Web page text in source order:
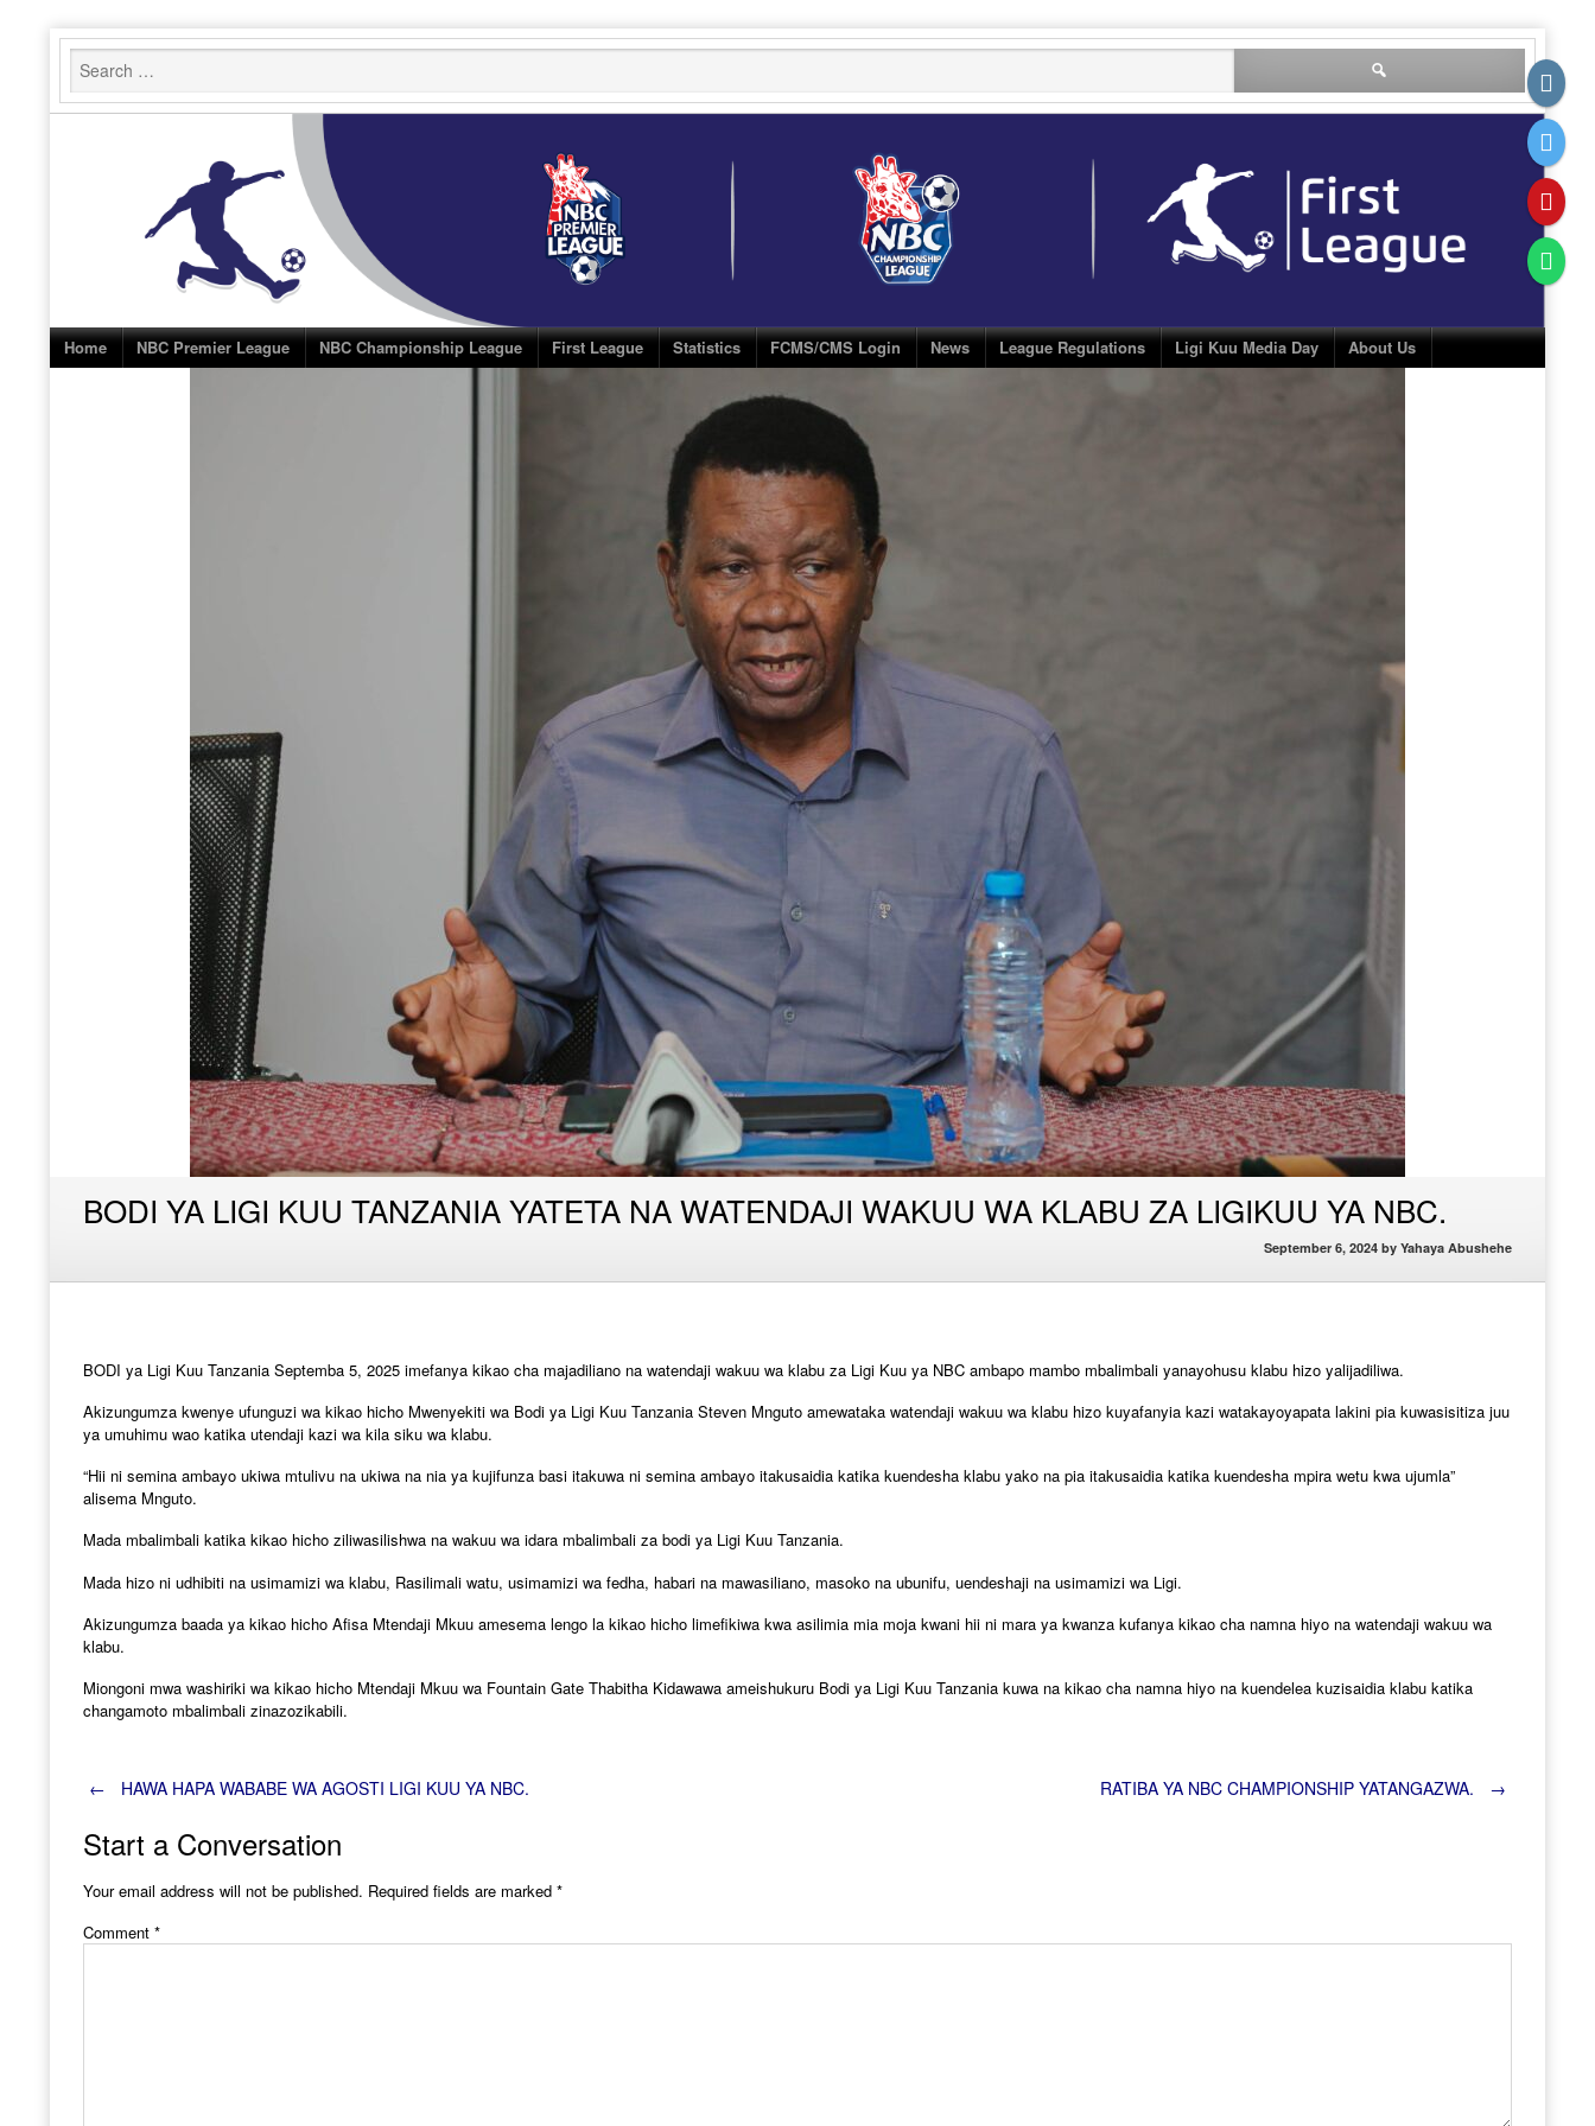
Skip
content
Home NBC Premier League NBC Championship League First League Statistics FCMS/CMS Login News League Regulations Ligi Kuu Media Day About Us
BODI YA LIGI KUU TANZANIA YATETA NA WATENDAJI WAKUU WA KLABU ZA LIGIKUU YA NBC.
September 6, 2024 by Yahaya Abushehe
BODI ya Ligi Kuu Tanzania Septemba 5, 2025 imefanya kikao cha majadiliano na watendaji wakuu wa klabu za Ligi Kuu ya NBC ambapo mambo mbalimbali yanayohusu klabu hizo yalijadiliwa.
Akizungumza kwenye ufunguzi wa kikao hicho Mwenyekiti wa Bodi ya Ligi Kuu Tanzania Steven Mnguto amewataka watendaji wakuu wa klabu hizo kuyafanyia kazi watakayoyapata lakini pia kuwasisitiza juu
ya umuhimu wao katika utendaji kazi wa kila siku wa klabu.
“Hii ni semina ambayo ukiwa mtulivu na ukiwa na nia ya kujifunza basi itakuwa ni semina ambayo itakusaidia katika kuendesha klabu yako na pia itakusaidia katika kuendesha mpira wetu kwa ujumla”
alisema Mnguto.
Mada mbalimbali katika kikao hicho ziliwasilishwa na wakuu wa idara mbalimbali za bodi ya Ligi Kuu Tanzania.
Mada hizo ni udhibiti na usimamizi wa klabu, Rasilimali watu, usimamizi wa fedha, habari na mawasiliano, masoko na ubunifu, uendeshaji na usimamizi wa Ligi.
Akizungumza baada ya kikao hicho Afisa Mtendaji Mkuu amesema lengo la kikao hicho limefikiwa kwa asilimia mia moja kwani hii ni mara ya kwanza kufanya kikao cha namna hiyo na watendaji wakuu wa
klabu.
Miongoni mwa washiriki wa kikao hicho Mtendaji Mkuu wa Fountain Gate Thabitha Kidawawa ameishukuru Bodi ya Ligi Kuu Tanzania kuwa na kikao cha namna hiyo na kuendelea kuzisaidia klabu katika
changamoto mbalimbali zinazozikabili.
Post
navigation
← HAWA HAPA WABABE WA AGOSTI LIGI KUU YA NBC. RATIBA YA NBC CHAMPIONSHIP YATANGAZWA. →
Start a Conversation
Your email address will not be published. Required fields are marked *
Comment *